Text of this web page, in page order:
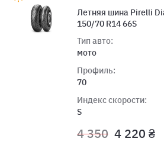
Летняя шина Pirelli
150/70 R14 66S
Тип авто:
мото
Профиль:
70
Индекс скорости:
S
4 350 4 220 ₴